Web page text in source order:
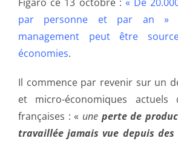
Figaro ce 13 octobre : « De
par personne et par an »
management peut être
économies.
Il commence par revenir sur un
et micro-économiques actuels
françaises : « une perte de
travaillée jamais vue depuis des